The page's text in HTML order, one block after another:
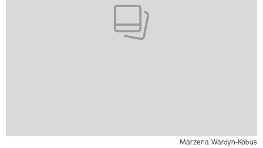
Marzena Wardyn-Kobus